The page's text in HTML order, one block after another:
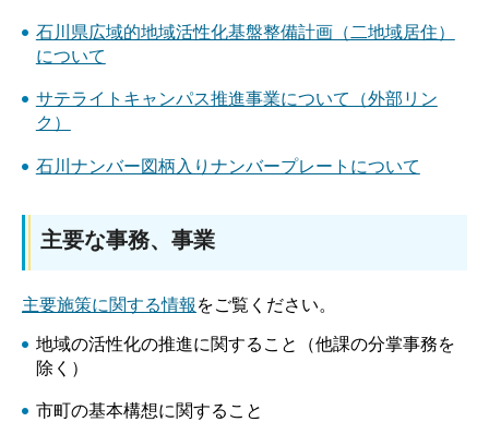
石川県広域的地域活性化基盤整備計画（二地域居住）
について
サテライトキャンパス推進事業について（外部リン
ク）
石川ナンバー図柄入りナンバープレートについて
主要な事務、事業
主要施策に関する情報 をご覧ください。
地域の活性化の推進に関すること（他課の分掌事務を
除く）
市町の基本構想に関すること